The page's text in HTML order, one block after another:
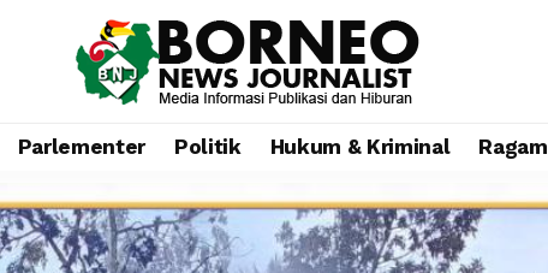
Parlementer Politik Hukum & Kriminal Ragam